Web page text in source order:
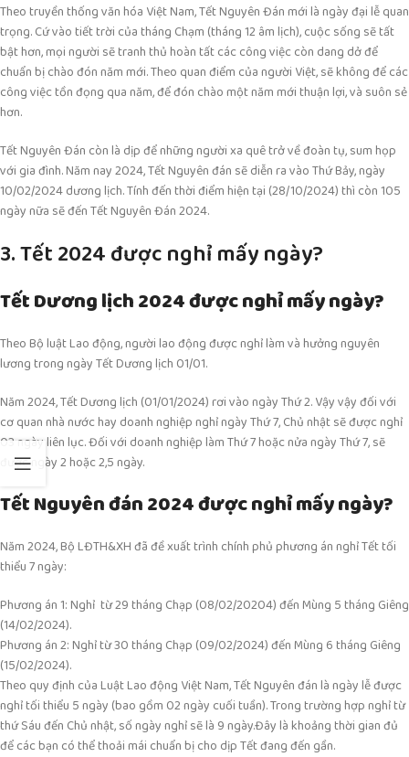
Theo truyền thống văn hóa Việt Nam, Tết Nguyên Đán mới là ngày đại lễ quan
trọng. Cứ vào tiết trời của tháng Chạm (tháng 12 âm lịch), cuộc sống sẽ tất
bật hơn, mọi người sẽ tranh thủ hoàn tất các công việc còn dang dở để
chuẩn bị chào đón năm mới. Theo quan điểm của người Việt, sẽ không để các
công việc tồn đọng qua năm, để đón chào một năm mới thuận lợi, và suôn sẻ
hơn.
Tết Nguyên Đán còn là dịp để những người xa quê trở về đoàn tụ, sum họp
với gia đình. Năm nay 2024, Tết Nguyên đán sẽ diễn ra vào Thứ Bảy, ngày
10/02/2024 dương lịch. Tính đến thời điểm hiện tại (28/10/2024) thì còn 105
ngày nữa sẽ đến Tết Nguyên Đán 2024.
3. Tết 2024 được nghỉ mấy ngày?
Tết Dương lịch 2024 được nghỉ mấy ngày?
Theo Bộ luật Lao động, người lao động được nghỉ làm và hưởng nguyên
lương trong ngày Tết Dương lịch 01/01.
Năm 2024, Tết Dương lịch (01/01/2024) rơi vào ngày Thứ 2. Vậy vậy đối với
cơ quan nhà nước hay doanh nghiệp nghỉ ngày Thứ 7, Chủ nhật sẽ được nghỉ
03 ngày liên lục. Đối với doanh nghiệp làm Thứ 7 hoặc nửa ngày Thứ 7, sẽ
được ngày 2 hoặc 2,5 ngày.
Tết Nguyên đán 2024 được nghỉ mấy ngày?
Năm 2024, Bộ LĐTH&XH đã đề xuất trình chính phủ phương án nghỉ Tết tối
thiểu 7 ngày:
Phương án 1: Nghỉ từ 29 tháng Chạp (08/02/20204) đến Mùng 5 tháng Giêng
(14/02/2024).
Phương án 2: Nghỉ từ 30 tháng Chạp (09/02/2024) đến Mùng 6 tháng Giêng
(15/02/2024).
Theo quy định của Luật Lao động Việt Nam, Tết Nguyên đán là ngày lễ được
nghỉ tối thiểu 5 ngày (bao gồm 02 ngày cuối tuần). Trong trường hợp nghỉ từ
thứ Sáu đến Chủ nhật, số ngày nghỉ sẽ là 9 ngày.Đây là khoảng thời gian đủ
để các bạn có thể thoải mái chuẩn bị cho dịp Tết đang đến gần.